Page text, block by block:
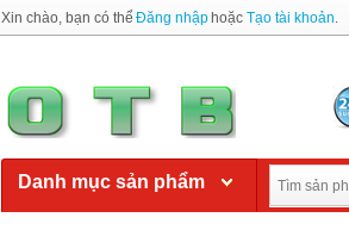
Xin chào, bạn có thể Đăng nhập hoặc Tạo tài khoản.
Danh mục sản phẩm